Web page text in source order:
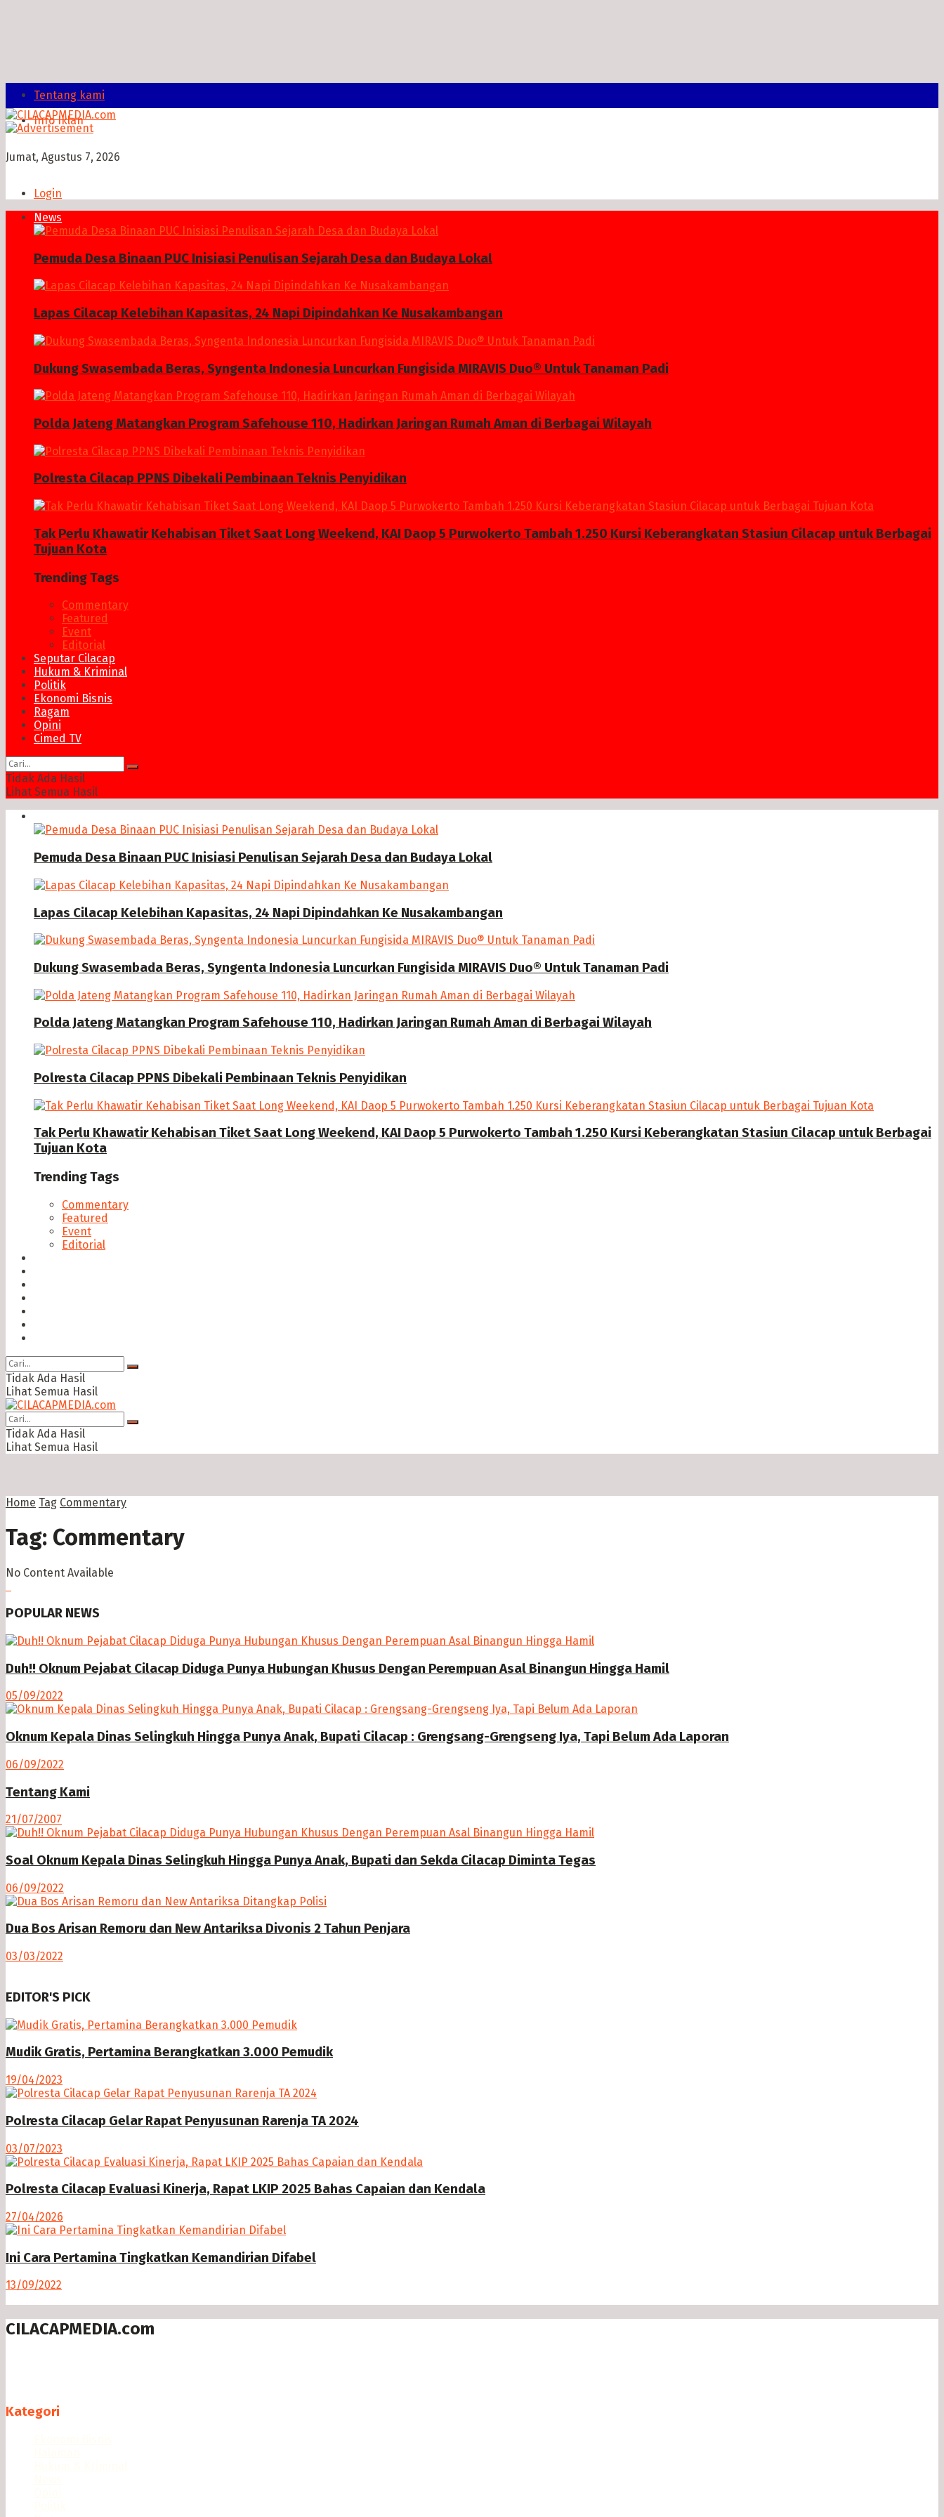
Tentang kami
Info Iklan
Jumat, Agustus 7, 2026
Login
News
Pemuda Desa Binaan PUC Inisiasi Penulisan Sejarah Desa dan Budaya Lokal
Lapas Cilacap Kelebihan Kapasitas, 24 Napi Dipindahkan Ke Nusakambangan
Dukung Swasembada Beras, Syngenta Indonesia Luncurkan Fungisida MIRAVIS Duo® Untuk Tanaman Padi
Polda Jateng Matangkan Program Safehouse 110, Hadirkan Jaringan Rumah Aman di Berbagai Wilayah
Polresta Cilacap PPNS Dibekali Pembinaan Teknis Penyidikan
Tak Perlu Khawatir Kehabisan Tiket Saat Long Weekend, KAI Daop 5 Purwokerto Tambah 1.250 Kursi Keberangkatan Stasiun Cilacap untuk Berbagai
Tujuan Kota
Trending Tags
Commentary
Featured
Event
Editorial
Seputar Cilacap
Hukum & Kriminal
Politik
Ekonomi Bisnis
Ragam
Opini
Cimed TV
Tidak Ada Hasil
Lihat Semua Hasil
Pemuda Desa Binaan PUC Inisiasi Penulisan Sejarah Desa dan Budaya Lokal
Lapas Cilacap Kelebihan Kapasitas, 24 Napi Dipindahkan Ke Nusakambangan
Dukung Swasembada Beras, Syngenta Indonesia Luncurkan Fungisida MIRAVIS Duo® Untuk Tanaman Padi
Polda Jateng Matangkan Program Safehouse 110, Hadirkan Jaringan Rumah Aman di Berbagai Wilayah
Polresta Cilacap PPNS Dibekali Pembinaan Teknis Penyidikan
Tak Perlu Khawatir Kehabisan Tiket Saat Long Weekend, KAI Daop 5 Purwokerto Tambah 1.250 Kursi Keberangkatan Stasiun Cilacap untuk Berbagai
Tujuan Kota
Trending Tags
Commentary
Featured
Event
Editorial
Tidak Ada Hasil
Lihat Semua Hasil
Tidak Ada Hasil
Lihat Semua Hasil
Home Tag Commentary
Tag: Commentary
No Content Available
POPULAR NEWS
Duh!! Oknum Pejabat Cilacap Diduga Punya Hubungan Khusus Dengan Perempuan Asal Binangun Hingga Hamil
05/09/2022
Oknum Kepala Dinas Selingkuh Hingga Punya Anak, Bupati Cilacap : Grengsang-Grengseng Iya, Tapi Belum Ada Laporan
06/09/2022
Tentang Kami
21/07/2007
Soal Oknum Kepala Dinas Selingkuh Hingga Punya Anak, Bupati dan Sekda Cilacap Diminta Tegas
06/09/2022
Dua Bos Arisan Remoru dan New Antariksa Divonis 2 Tahun Penjara
03/03/2022
EDITOR'S PICK
Mudik Gratis, Pertamina Berangkatkan 3.000 Pemudik
19/04/2023
Polresta Cilacap Gelar Rapat Penyusunan Rarenja TA 2024
03/07/2023
Polresta Cilacap Evaluasi Kinerja, Rapat LKIP 2025 Bahas Capaian dan Kendala
27/04/2026
Ini Cara Pertamina Tingkatkan Kemandirian Difabel
13/09/2022
CILACAPMEDIA.com
Kategori